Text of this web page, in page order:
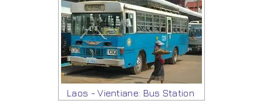
Laos - Vientiane: Bus Station